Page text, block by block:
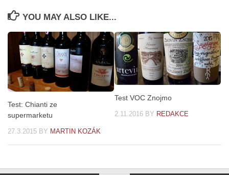
YOU MAY ALSO LIKE...
Test: Chianti ze
supermarketu
27.3.2015 BY MARTIN KOZÁK
Test VOC Znojmo
2.11.2016 BY REDAKCE